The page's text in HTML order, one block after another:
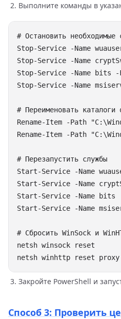
Выполните команды в
Закройте PowerShell и
Способ 3: Проверить